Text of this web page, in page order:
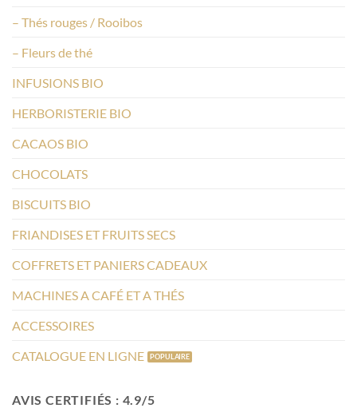
– Thés rouges / Rooibos
– Fleurs de thé
INFUSIONS BIO
HERBORISTERIE BIO
CACAOS BIO
CHOCOLATS
BISCUITS BIO
FRIANDISES ET FRUITS SECS
COFFRETS ET PANIERS CADEAUX
MACHINES A CAFÉ ET A THÉS
ACCESSOIRES
CATALOGUE EN LIGNE
AVIS CERTIFIÉS : 4.9/5